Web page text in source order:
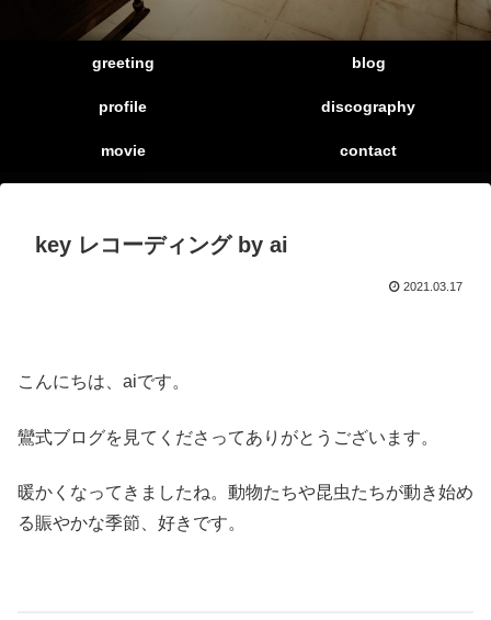
greeting blog
profile discography
movie contact
key レコーディング by ai
2021.03.17
こんにちは、aiです。
鸞式ブログを見てくださってありがとうございます。
暖かくなってきましたね。動物たちや昆虫たちが動き始め
る賑やかな季節、好きです。